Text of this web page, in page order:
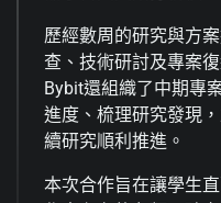
歷經數周的研究與方
查、技術研討及專案
Bybit還組織了中期專
進度、梳理研究發現
續研究順利推進。
本次合作旨在讓學生